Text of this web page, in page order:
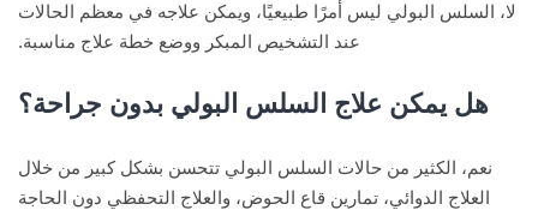
لا، السلس البولي ليس أمرًا طبيعيًا، ويمكن علاجه في معظم الحالات
عند التشخيص المبكر ووضع خطة علاج مناسبة.
هل يمكن علاج السلس البولي بدون جراحة؟
نعم، الكثير من حالات السلس البولي تتحسن بشكل كبير من خلال
العلاج الدوائي، تمارين قاع الحوض، والعلاج التحفظي دون الحاجة